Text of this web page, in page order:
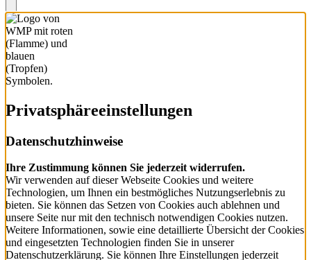
Privatsphäre­einstellungen
Datenschutzhinweise
Ihre Zustimmung können Sie jederzeit widerrufen.
Wir verwenden auf dieser Webseite Cookies und weitere
Technologien, um Ihnen ein bestmögliches Nutzungserlebnis zu
bieten. Sie können das Setzen von Cookies auch ablehnen und
unsere Seite nur mit den technisch notwendigen Cookies nutzen.
Weitere Informationen, sowie eine detaillierte Übersicht der Cookies
und eingesetzten Technologien finden Sie in unserer
Datenschutzerklärung. Sie können Ihre Einstellungen jederzeit